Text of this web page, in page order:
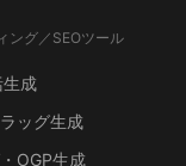
ング／SEOツール
生成
ッグ生成
OGP生成